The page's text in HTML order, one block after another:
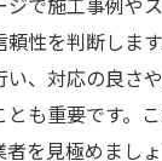
性を判断しま
、対応の良さ
も重要です。
を見極めましょ